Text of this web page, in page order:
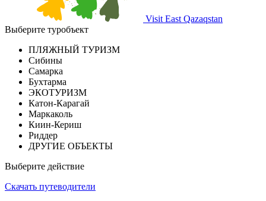
Visit East Qazaqstan
Выберите туробъект
ПЛЯЖНЫЙ ТУРИЗМ
Сибины
Самарка
Бухтарма
ЭКОТУРИЗМ
Катон-Карагай
Маркаколь
Киин-Кериш
Риддер
ДРУГИЕ ОБЪЕКТЫ
Выберите действие
Скачать путеводители